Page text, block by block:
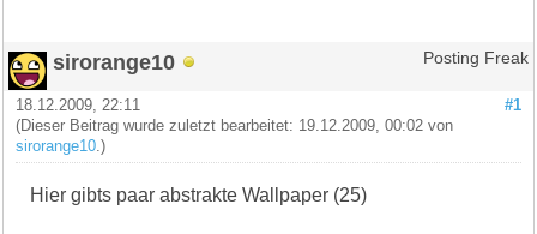
sirorange10 Posting Freak
#1
18.12.2009, 22:11
(Dieser Beitrag wurde zuletzt bearbeitet: 19.12.2009, 00:02 von
sirorange10 .)
Hier gibts paar abstrakte Wallpaper (25)